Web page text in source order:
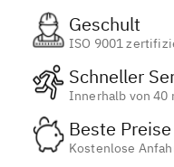
Geschult
ISO 9001
Schneller
Innerhalb von 40
Beste Preise
Kostenlose